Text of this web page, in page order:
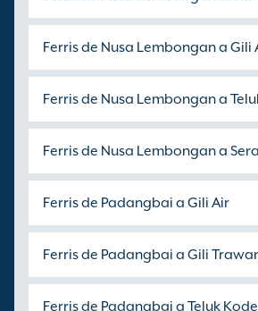
Ferris de Nusa Lembongan a Gili
Ferris de Nusa Lembongan a
Ferris de Nusa Lembongan a
Ferris de Padangbai a Gili Air
Ferris de Padangbai a Gili
Ferris de Padangbai a Teluk Kode